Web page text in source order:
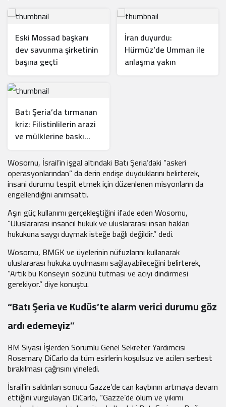
Eski Mossad başkanı
dev savunma şirketinin
başına geçti
İran duyurdu:
Hürmüz’de Umman ile
anlaşma yakın
Batı Şeria’da tırmanan
kriz: Filistinlilerin arazi
ve mülklerine baskı
Wosornu, İsrail’in işgal altındaki Batı Şeria’daki “askeri
operasyonlarından” da derin endişe duyduklarını belirterek,
insani durumu tespit etmek için düzenlenen misyonların da
engellendiğini anımsattı.
Aşırı güç kullanımı gerçekleştiğini ifade eden Wosornu,
“Uluslararası insancıl hukuk ve uluslararası insan hakları
hukukuna saygı duymak isteğe bağlı değildir.” dedi.
Wosornu, BMGK ve üyelerinin nüfuzlarını kullanarak
uluslararası hukuka uyulmasını sağlayabileceğini belirterek,
“Artık bu Konseyin sözünü tutması ve acıyı dindirmesi
gerekiyor.” diye konuştu.
“Batı Şeria ve Kudüs’te alarm verici durumu göz
ardı edemeyiz”
BM Siyasi İşlerden Sorumlu Genel Sekreter Yardımcısı
Rosemary DiCarlo da tüm esirlerin koşulsuz ve acilen serbest
bırakılması çağrısını yineledi.
İsrail’in saldırıları sonucu Gazze’de can kaybının artmaya devam
ettiğini vurgulayan DiCarlo, “Gazze’de ölüm ve yıkımı